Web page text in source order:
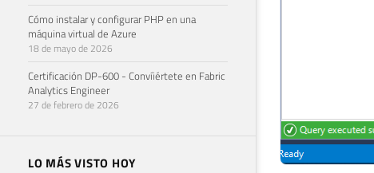
Cómo instalar y configurar PHP en una
máquina virtual de Azure
18 de mayo de 2026
Certificación DP-600 - Convíiértete en Fabric
Analytics Engineer
27 de febrero de 2026
LO MÁS VISTO HOY